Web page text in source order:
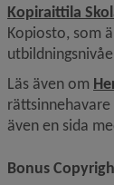
Kopiraittila
Kopiosto, som
Läs även om
även en sida
Bonus